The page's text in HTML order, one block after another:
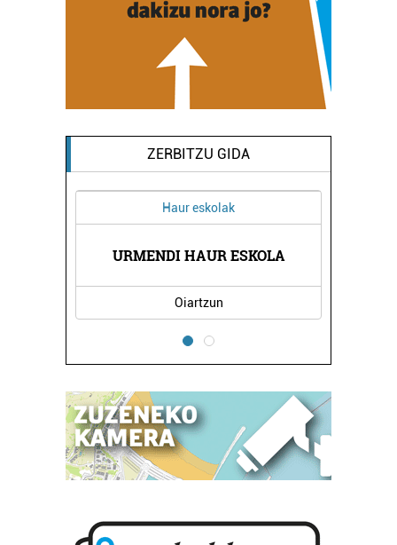
ZERBITZU GIDA
Haur eskolak
URMENDI HAUR ESKOLA
Oiartzun